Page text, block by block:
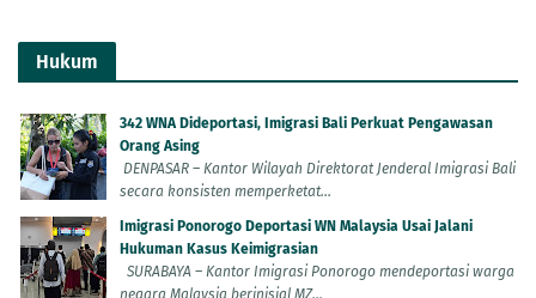
Hukum
342 WNA Dideportasi, Imigrasi Bali Perkuat Pengawasan
Orang Asing
DENPASAR – Kantor Wilayah Direktorat Jenderal Imigrasi Bali
secara konsisten memperketat...
Imigrasi Ponorogo Deportasi WN Malaysia Usai Jalani
Hukuman Kasus Keimigrasian
SURABAYA – Kantor Imigrasi Ponorogo mendeportasi warga
negara Malaysia berinisial MZ...